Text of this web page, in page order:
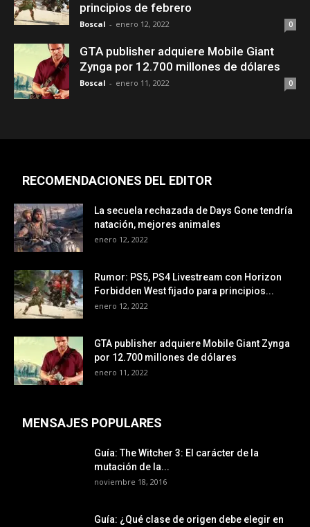
principios de febrero
Boscal - enero 12, 2022 0
GTA publisher adquiere Mobile Giant
Zynga por 12.700 millones de dólares
Boscal - enero 11, 2022 0
RECOMENDACIONES DEL EDITOR
La secuela rechazada de Days Gone tendría
natación, mejores animales
enero 12, 2022
Rumor: PS5, PS4 Livestream con Horizon
Forbidden West fijado para principios...
enero 12, 2022
GTA publisher adquiere Mobile Giant Zynga
por 12.700 millones de dólares
enero 11, 2022
MENSAJES POPULARES
Guía: The Witcher 3: El carácter de la
mutación de la...
noviembre 18, 2016
Guía: ¿Qué clase de origen debe elegir en